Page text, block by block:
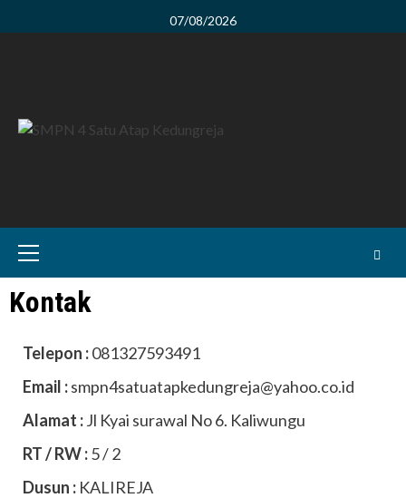
to
07/08/2026
Primary
Kontak
Telepon :081327593491
Email :smpn4satuatapkedungreja@yahoo.co.id
Alamat :Jl Kyai surawal No 6. Kaliwungu
RT / RW :5 / 2
Dusun : KALIREJA